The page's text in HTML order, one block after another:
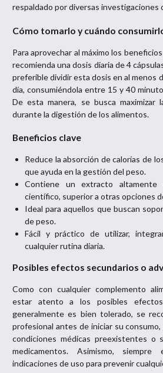
respaldado por diversas investigaciones
Cómo tomarlo y cuándo
Para aprovechar al máximo los
recomienda una dosis diaria de 4
preferible dividir esta dosis en al menos
día, consumiéndola entre 15 y 40
De esta manera, se busca maximizar
durante la digestión de los alimentos.
Beneficios clave
Reduce la absorción de calorías de
que ayuda en la gestión del peso.
Contiene un extracto altamente
científico, superior a otras opciones
Ideal para aquellos que buscan
de peso.
Fácil y práctico de utilizar,
cualquier rutina diaria.
Posibles efectos secundarios o
Como con cualquier complemento
estar atento a los posibles efectos
generalmente es bien tolerado, se
profesional antes de iniciar su
condiciones médicas preexistentes o
medicamentos. Asimismo,
indicaciones de uso para prevenir